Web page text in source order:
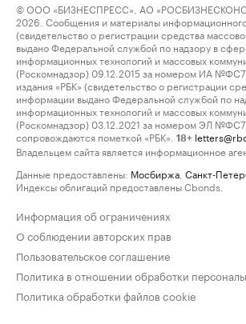
© ООО «БИЗНЕСПРЕСС», АО
2026. Сообщения и материалы информационного
(свидетельство о регистрации средства
выдано Федеральной службой по надзору в
информационных технологий и массовых
(Роскомнадзор) 09.12.2015 за номером ИА
издания «РБК» (свидетельство о регистрации
информации выдано Федеральной службой по
информационных технологий и массовых
(Роскомнадзор) 03.12.2021 за номером ЭЛ
сопровождаются пометкой «РБК».
18+
Владельцем сайта является информационное
Данные предоставлены: Мосбиржа Санкт-
Индексы облигаций предоставлены Cbonds.
Информация об ограничениях
О соблюдении авторских прав
Пользовательское соглашение
Политика в отношении обработки
Политика обработки файлов cookie